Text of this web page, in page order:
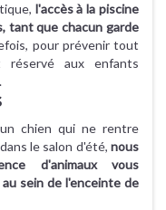
l'accès à la piscine
tant que chacun garde
pour prévenir tout
aux enfants
chien qui ne rentre
le salon d'été, nous
d'animaux vous
sein de l'enceinte de